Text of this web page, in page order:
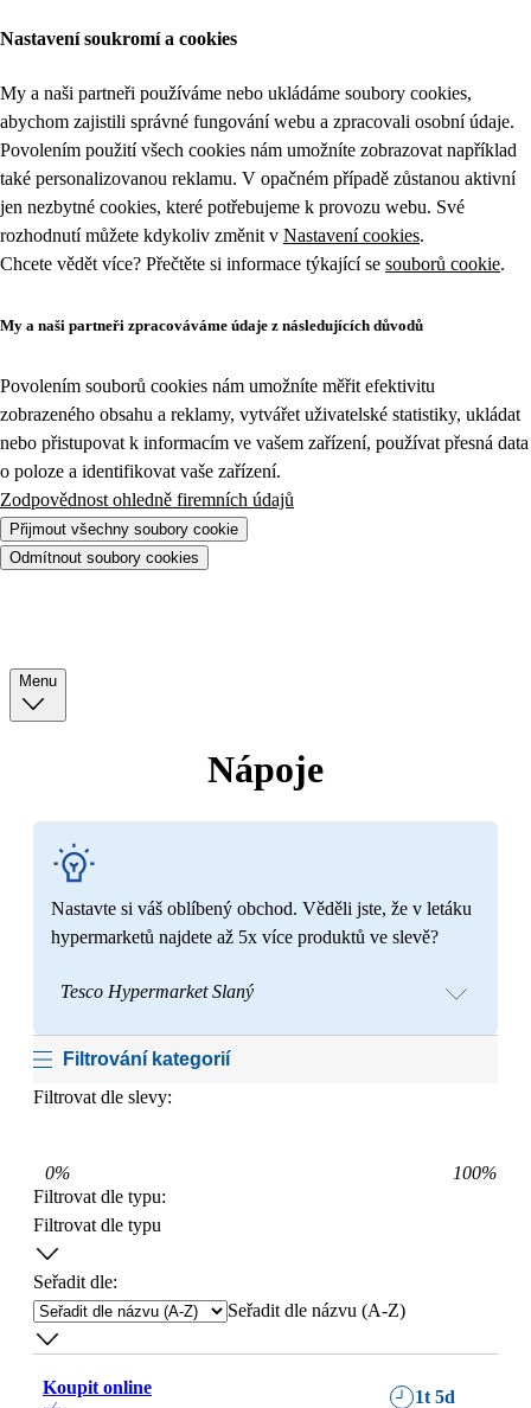
Nastavení soukromí a cookies
My a naši partneři používáme nebo ukládáme soubory cookies,
abychom zajistili správné fungování webu a zpracovali osobní údaje.
Povolením použití všech cookies nám umožníte zobrazovat například
také personalizovanou reklamu. V opačném případě zůstanou aktivní
jen nezbytné cookies, které potřebujeme k provozu webu. Své
rozhodnutí můžete kdykoliv změnit v Nastavení cookies.
Chcete vědět více? Přečtěte si informace týkající se souborů cookie.
My a naši partneři zpracováváme údaje z následujících důvodů
Povolením souborů cookies nám umožníte měřit efektivitu
zobrazeného obsahu a reklamy, vytvářet uživatelské statistiky, ukládat
nebo přistupovat k informacím ve vašem zařízení, používat přesná data
o poloze a identifikovat vaše zařízení.
Zodpovědnost ohledně firemních údajů
Přijmout všechny soubory cookie
Odmítnout soubory cookies
Menu
Nápoje
Nastavte si váš oblíbený obchod. Věděli jste, že v letáku
hypermarketů najdete až 5x více produktů ve slevě?
Tesco Hypermarket Slaný
Filtrování kategorií
Filtrovat dle slevy:
0% 100%
Filtrovat dle typu:
Filtrovat dle typu
Seřadit dle:
Seřadit dle názvu (A-Z)
Koupit online 1t 5d